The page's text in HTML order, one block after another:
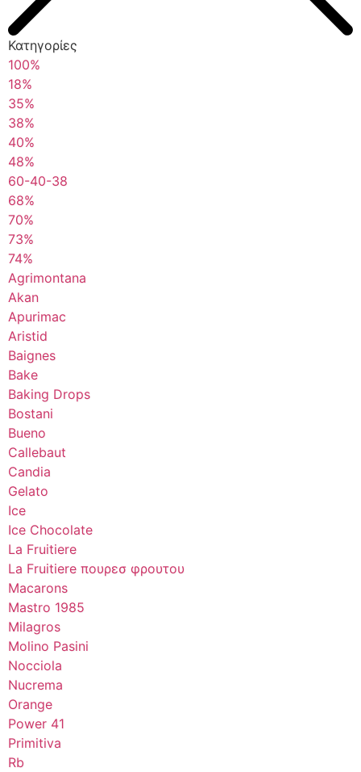
Κατηγορίες
100%
18%
35%
38%
40%
48%
60-40-38
68%
70%
73%
74%
Agrimontana
Akan
Apurimac
Aristid
Baignes
Bake
Baking Drops
Bostani
Bueno
Callebaut
Candia
Gelato
Ice
Ice Chocolate
La Fruitiere
La Fruitiere πουρεσ φρουτου
Macarons
Mastro 1985
Milagros
Molino Pasini
Nocciola
Nucrema
Orange
Power 41
Primitiva
Rb